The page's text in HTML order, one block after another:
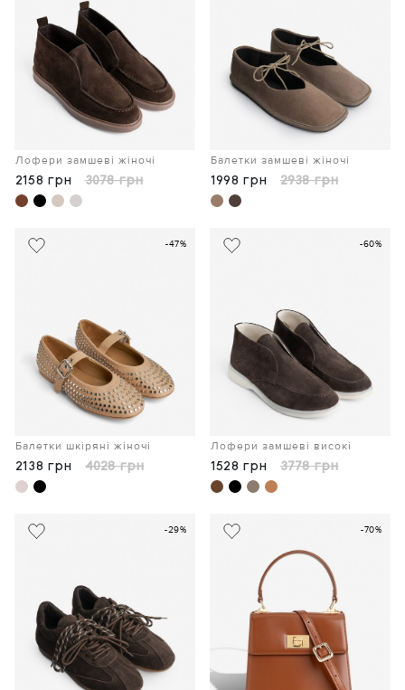
Лофери замшеві жіночі
2158 грн 3078 грн
Балетки замшеві жіночі
1998 грн 2938 грн
-47%
Балетки шкіряні жіночі
2138 грн 4028 грн
-60%
Лофери замшеві високі
1528 грн 3778 грн
-29% -70%